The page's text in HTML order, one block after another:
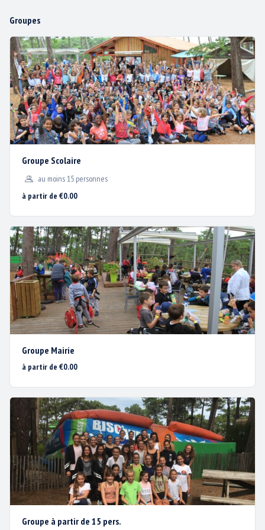
HORAIRES ET CALENDRIER
CONTACT & PLAN D’ACCÈS
MENTIONS LÉGALES
BISC'AVENTURE®
1200 avenue de la Plage
40600 BISCARROSSE PLAGE
05 58 82 53 40/contact@biscaventure.fr
pour vous garantir la
meilleure expérience sur
notre site web.
j'accepte
je refuse
Groupes
Groupe Scolaire
au moins 15 personnes
à partir de €0.00
Groupe Mairie
à partir de €0.00
Groupe à partir de 15 pers.